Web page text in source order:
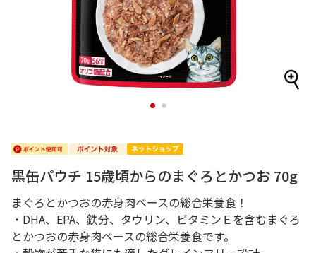
1 2
黒缶パウチ 15歳頃からのまぐろとかつお 70g
まぐろとかつおの赤身肉ベースの総合栄養食！
・DHA、EPA、鉄分、タウリン、ビタミンＥを含むまぐろ
とかつおの赤身肉ベースの総合栄養食です。